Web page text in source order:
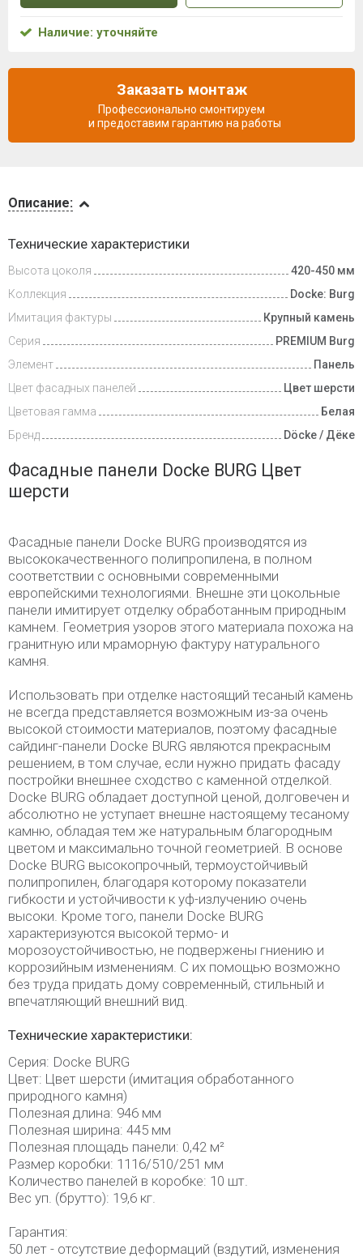
и оплата
Описание:
Технические характеристики
Высота цоколя
420-450 мм
Коллекция
Docke: Burg
Имитация фактуры
Крупный камень
Серия
PREMIUM Burg
Элемент
Панель
Цвет фасадных панелей
Цвет шерсти
Цветовая гамма
Белая
Бренд
Döcke / Дёке
Фасадные панели Docke BURG Цвет
шерсти
Фасадные панели Docke BURG производятся из
высококачественного полипропилена, в полном
соответствии с основными современными
европейскими технологиями. Внешне эти цокольные
панели имитирует отделку обработанным природным
камнем. Геометрия узоров этого материала похожа на
гранитную или мраморную фактуру натурального
камня.
Использовать при отделке настоящий тесаный камень
не всегда представляется возможным из-за очень
высокой стоимости материалов, поэтому фасадные
сайдинг-панели Docke BURG являются прекрасным
решением, в том случае, если нужно придать фасаду
постройки внешнее сходство с каменной отделкой.
Docke BURG обладает доступной ценой, долговечен и
абсолютно не уступает внешне настоящему тесаному
камню, обладая тем же натуральным благородным
цветом и максимально точной геометрией. В основе
Docke BURG высокопрочный, термоустойчивый
полипропилен, благодаря которому показатели
гибкости и устойчивости к уф-излучению очень
высоки. Кроме того, панели Docke BURG
характеризуются высокой термо- и
морозоустойчивостью, не подвержены гниению и
коррозийным изменениям. С их помощью возможно
без труда придать дому современный, стильный и
впечатляющий внешний вид.
Технические характеристики:
Серия: Docke BURG
Цвет: Цвет шерсти (имитация обработанного
природного камня)
Полезная длина: 946 мм
Полезная ширина: 445 мм
Полезная площадь панели: 0,42 м²
Размер коробки: 1116/510/251 мм
Количество панелей в коробке: 10 шт.
Вес уп. (брутто): 19,6 кг.
Гарантия:
50 лет - отсутствие деформаций (вздутий, изменения
Наличие: уточняйте
Заказать монтаж
Профессионально смонтируем
и предоставим гарантию на работы